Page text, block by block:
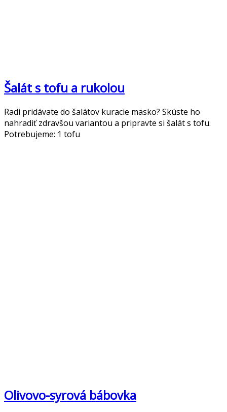
Šalát s tofu a rukolou
Radi pridávate do šalátov kuracie mäsko? Skúste ho
nahradiť zdravšou variantou a pripravte si šalát s tofu.
Potrebujeme: 1 tofu
Olivovo-syrová bábovka